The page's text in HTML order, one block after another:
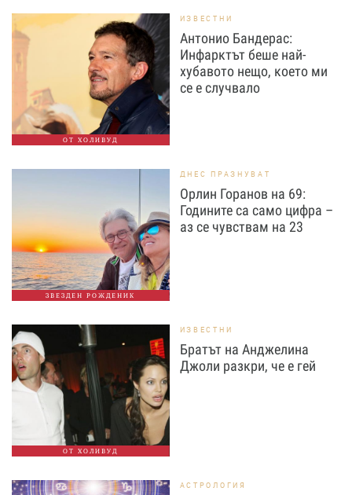
ОТ ХОЛИВУД
ИЗВЕСТНИ
Антонио Бандерас:
Инфарктът беше най-
хубавото нещо, което ми
се е случвало
ЗВЕЗДЕН РОЖДЕНИК
ДНЕС ПРАЗНУВАТ
Орлин Горанов на 69:
Годините са само цифра –
аз се чувствам на 23
ОТ ХОЛИВУД
ИЗВЕСТНИ
Братът на Анджелина
Джоли разкри, че е гей
АСТРОЛОГИЯ